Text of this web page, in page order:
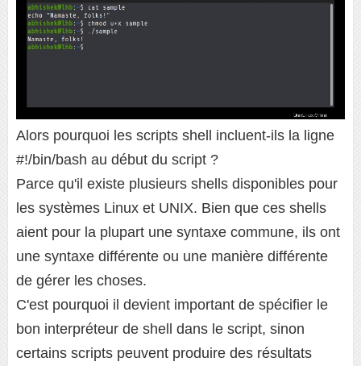
Alors pourquoi les scripts shell incluent-ils la ligne
#!/bin/bash au début du script ?
Parce qu'il existe plusieurs shells disponibles pour
les systèmes Linux et UNIX. Bien que ces shells
aient pour la plupart une syntaxe commune, ils ont
une syntaxe différente ou une manière différente
de gérer les choses.
C'est pourquoi il devient important de spécifier le
bon interpréteur de shell dans le script, sinon
certains scripts peuvent produire des résultats